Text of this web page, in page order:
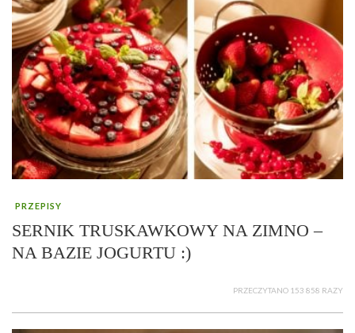
PRZEPISY
SERNIK TRUSKAWKOWY NA ZIMNO –
NA BAZIE JOGURTU :)
PRZECZYTANO 153 858 RAZY